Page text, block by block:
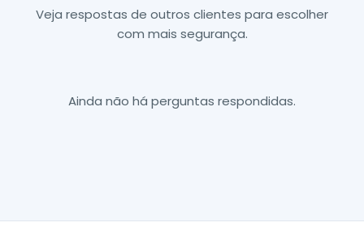
Veja respostas de outros clientes para escolher
com mais segurança.
Ainda não há perguntas respondidas.